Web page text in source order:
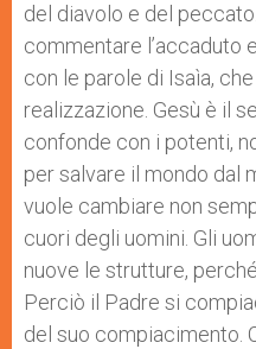
del diavolo e del
commentare l’accaduto
con le parole di Isaìa,
realizzazione. Gesù è il
confonde con i potenti,
per salvare il mondo dal
vuole cambiare non
cuori degli uomini. Gli
nuove le strutture,
Perciò il Padre si
del suo compiacimento.